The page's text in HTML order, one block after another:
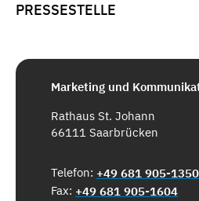
PRESSESTELLE
Marketing und
Rathaus St. Johann
66111 Saarbrücken
Telefon: +49 681 905-1350
Fax: +49 681 905-1604